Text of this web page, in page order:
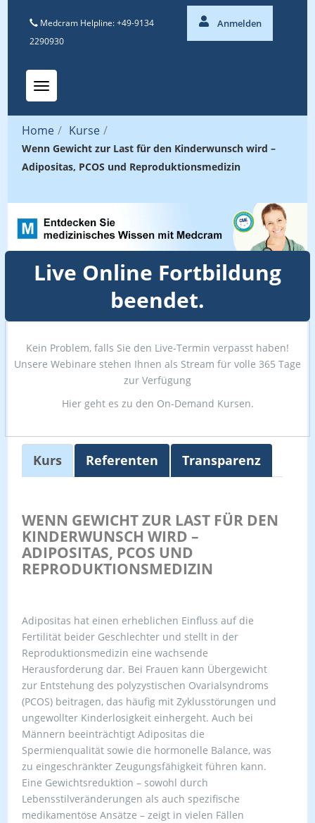
Medcram Helpline: +49-9134
2290930
Anmelden
Toggle navigation
Home / Kurse /
Wenn Gewicht zur Last für den Kinderwunsch wird –
Adipositas, PCOS und Reproduktionsmedizin
Live Online Fortbildung
beendet.
Kein Problem, falls Sie den Live-Termin verpasst haben!
Unsere Webinare stehen Ihnen als Stream für volle 365 Tage
zur Verfügung
Hier geht es zu den On-Demand Kursen.
Kurs Referenten Transparenz
WENN GEWICHT ZUR LAST FÜR DEN
KINDERWUNSCH WIRD –
ADIPOSITAS, PCOS UND
REPRODUKTIONSMEDIZIN
Adipositas hat einen erheblichen Einfluss auf die
Fertilität beider Geschlechter und stellt in der
Reproduktionsmedizin eine wachsende
Herausforderung dar. Bei Frauen kann Übergewicht
zur Entstehung des polyzystischen Ovarialsyndroms
(PCOS) beitragen, das häufig mit Zyklusstörungen und
ungewollter Kinderlosigkeit einhergeht. Auch bei
Männern beeinträchtigt Adipositas die
Spermienqualität sowie die hormonelle Balance, was
zu eingeschränkter Zeugungsfähigkeit führen kann.
Eine Gewichtsreduktion – sowohl durch
Lebensstilveränderungen als auch spezifische
medikamentöse Ansätze – zeigt in vielen Fällen